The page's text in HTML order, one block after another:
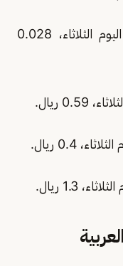
سعر الريال مقابل الدينار الجزائري، اليوم الثلاثاء، 0.028
ريال.
0.4 ريال.
1.3 ريال.